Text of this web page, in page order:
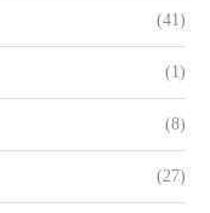
(41)
(1)
(8)
(27)